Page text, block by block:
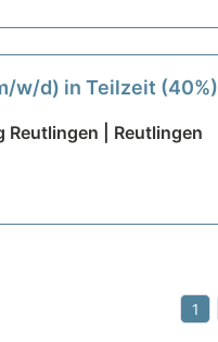
w/d) in Teilzeit
Reutlingen | Reutlingen
1